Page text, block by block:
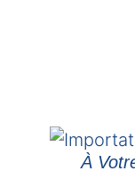
À